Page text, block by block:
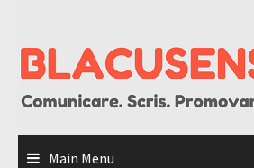
content
Main Menu